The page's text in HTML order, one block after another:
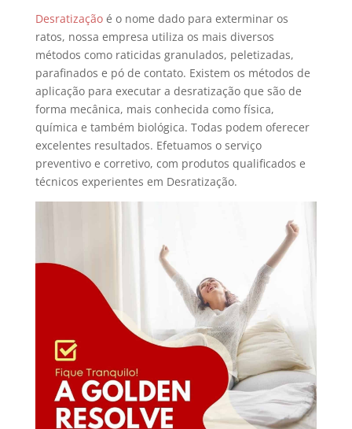
Desratização é o nome dado para exterminar os
ratos, nossa empresa utiliza os mais diversos
métodos como raticidas granulados, peletizadas,
parafinados e pó de contato. Existem os métodos de
aplicação para executar a desratização que são de
forma mecânica, mais conhecida como física,
química e também biológica. Todas podem oferecer
excelentes resultados. Efetuamos o serviço
preventivo e corretivo, com produtos qualificados e
técnicos experientes em Desratização.